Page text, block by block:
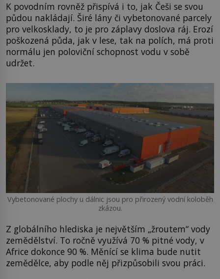
K povodním rovněž přispívá i to, jak Češi se svou
půdou nakládají. Širé lány či vybetonované parcely
pro velkosklady, to je pro záplavy doslova ráj. Erozí
poškozená půda, jak v lese, tak na polích, má proti
normálu jen poloviční schopnost vodu v sobě
udržet.
Vybetonované plochy u dálnic jsou pro přirozený vodní koloběh
zkázou.
Z globálního hlediska je největším „žroutem“ vody
zemědělství. To ročně využívá 70 % pitné vody, v
Africe dokonce 90 %. Měnící se klima bude nutit
zemědělce, aby podle něj přizpůsobili svou práci.